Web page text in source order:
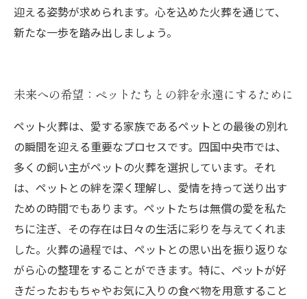
迎える姿勢が求められます。心を込めた火葬を通じて、
新たな一歩を踏み出しましょう。
未来への希望：ペットたちとの絆を永遠にするために
ペット火葬は、愛する家族であるペットとの最後の別れ
の瞬間を迎える重要なプロセスです。四国中央市では、
多くの飼い主がペットの火葬を選択しています。それ
は、ペットとの絆を深く理解し、愛情を持って送り出す
ための時間でもあります。ペットたちは無償の愛を私た
ちに注ぎ、その存在は日々の生活に彩りを与えてくれま
した。火葬の過程では、ペットとの思い出を振り返りな
がら心の整理をすることができます。特に、ペットが好
きだったおもちゃやお気に入りの食べ物を用意すること